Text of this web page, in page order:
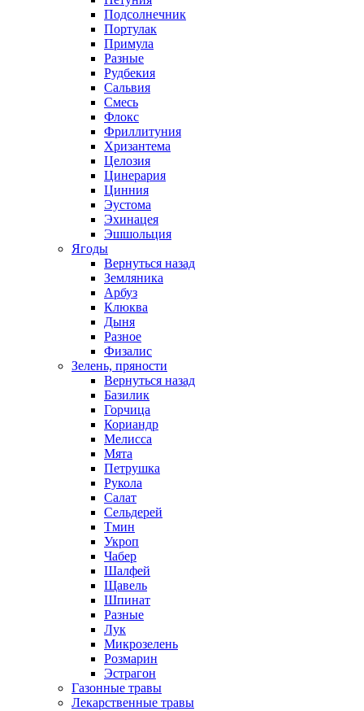
Подсолнечник
Портулак
Примула
Разные
Рудбекия
Сальвия
Смесь
Флокс
Фриллитуния
Хризантема
Целозия
Цинерария
Цинния
Эустома
Эхинацея
Эшшольция
Ягоды
Вернуться назад
Земляника
Арбуз
Клюква
Дыня
Разное
Физалис
Зелень, пряности
Вернуться назад
Базилик
Горчица
Кориандр
Мелисса
Мята
Петрушка
Рукола
Салат
Сельдерей
Тмин
Укроп
Чабер
Шалфей
Щавель
Шпинат
Разные
Лук
Микрозелень
Розмарин
Эстрагон
Газонные травы
Лекарственные травы